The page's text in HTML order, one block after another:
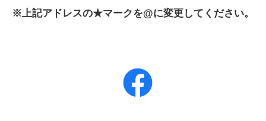
※上記アドレスの★マークを@に変更してください。